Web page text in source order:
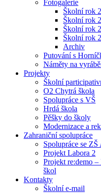
Fotogalerie
Školní rok
Školní rok
Školní rok
Školní rok
Archiv
Putování s
Náměty na
Projekty
Školní
O2 Chytrá škola
Spolupráce s VŠ
Hrdá škola
Pěšky do školy
Modernizace a
Zahraniční spolupráce
Spolupráce se
Projekt Labora 2
Projekt re:demo
škol
Kontakty
Školní e-mail